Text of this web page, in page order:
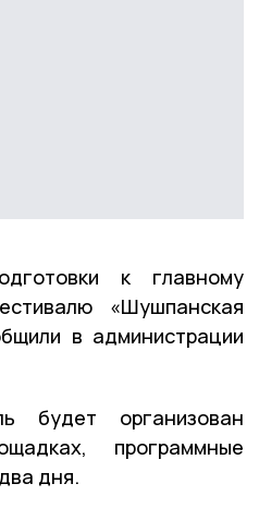
к главному
«Шушпанская
в администрации
будет организован
программные
дня.